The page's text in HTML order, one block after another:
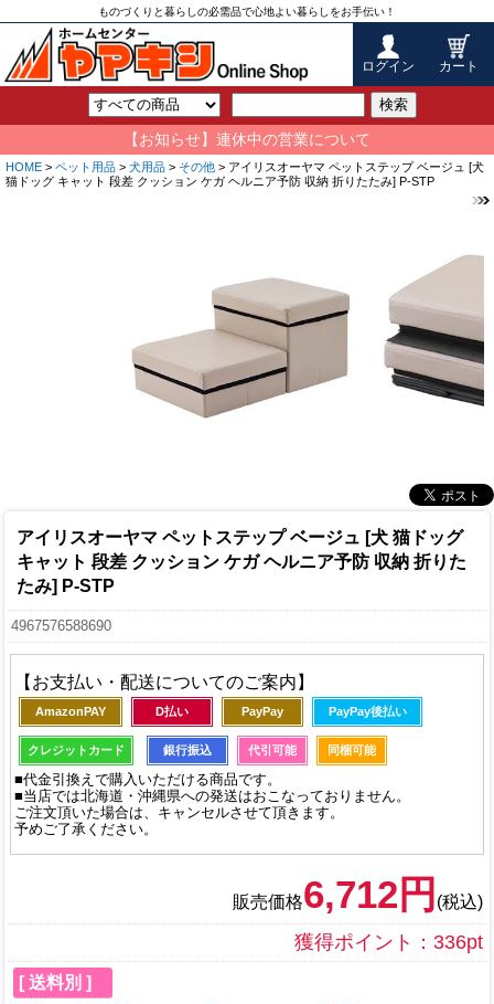
ものづくりと暮らしの必需品で心地よい暮らしをお手伝い！
ログイン カート
検索
【お知らせ】連休中の営業について
HOME > ペット用品 > 犬用品 > その他 > アイリスオーヤマ ペットステップ ベージュ [犬
猫ドッグ キャット 段差 クッション ケガ ヘルニア予防 収納 折りたたみ] P-STP
アイリスオーヤマ ペットステップ ベージュ [犬 猫ドッグ
キャット 段差 クッション ケガ ヘルニア予防 収納 折りた
たみ] P-STP
4967576588690
【お支払い・配送についてのご案内】
AmazonPAY D払い PayPay PayPay後払い
クレジットカード 銀行振込 代引可能 同梱可能
■代金引換えで購入いただける商品です。
■当店では北海道・沖縄県への発送はおこなっておりません。
ご注文頂いた場合は、キャンセルさせて頂きます。
予めご了承ください。
販売価格6,712円 (税込)
獲得ポイント：336pt
[ 送料別 ]